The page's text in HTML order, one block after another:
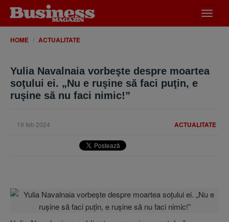
meniu
HOME ACTUALITATE
Yulia Navalnaia vorbeşte despre moartea
soţului ei. „Nu e ruşine să faci puţin, e
ruşine să nu faci nimic!”
ACTUALITATE
19 feb 2024